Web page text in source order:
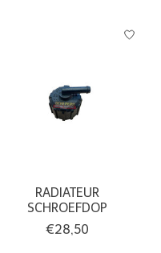
RADIATEUR
SCHROEFDOP
€28,50